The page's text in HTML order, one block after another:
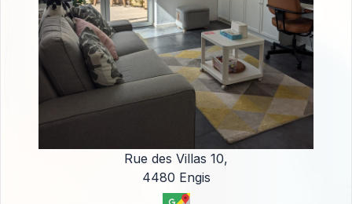
Rue des Villas 10,
4480 Engis